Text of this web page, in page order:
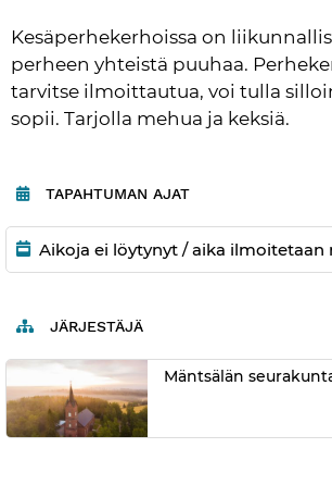
Kesäperhekerhoissa on
perheen yhteistä puuhaa.
tarvitse ilmoittautua, voi tulla
sopii. Tarjolla mehua ja keksiä.
TAPAHTUMAN AJAT
Aikoja ei löytynyt / aika
JÄRJESTÄJÄ
Mäntsälän